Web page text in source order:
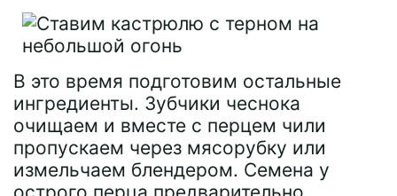
В это время подготовим остальные
ингредиенты. Зубчики чеснока
очищаем и вместе с перцем чили
пропускаем через мясорубку или
измельчаем блендером. Семена у